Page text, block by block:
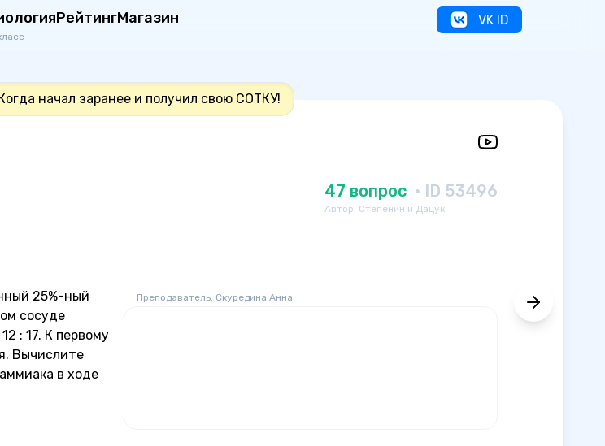
РейтингМагазин VK ID
начал заранее и получил свою СОТКУ!
47 вопрос · ID 53496
Автор: Степенин и Дацук
25%-ный
сосуде
: 17. К первому
Вычислите
в ходе
Преподаватель: Скуредина Анна